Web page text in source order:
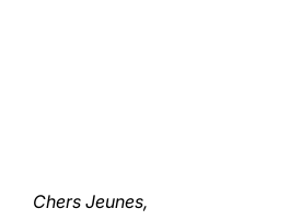
Chers Jeunes,